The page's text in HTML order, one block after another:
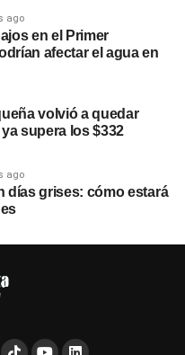
ago
en el Primer
afectar el agua en
volvió a quedar
supera los $332
ago
días grises: cómo estará